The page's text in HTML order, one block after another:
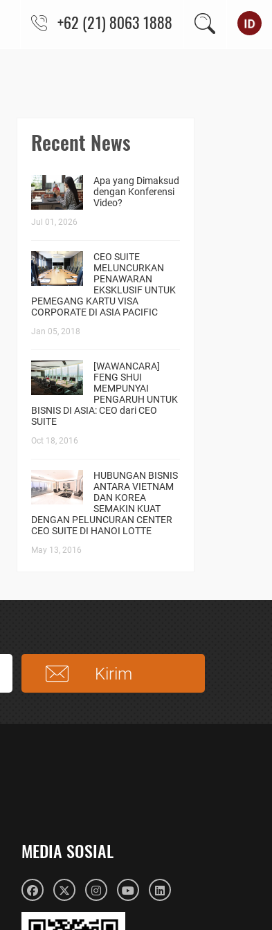
+62 (21) 8063 1888
Recent News
Apa yang Dimaksud
dengan Konferensi
Video?
Jul 01, 2026
CEO SUITE
MELUNCURKAN
PENAWARAN
EKSKLUSIF UNTUK
PEMEGANG KARTU VISA
CORPORATE DI ASIA PACIFIC
Jan 05, 2018
[WAWANCARA]
FENG SHUI
MEMPUNYAI
PENGARUH UNTUK
BISNIS DI ASIA: CEO dari CEO
SUITE
Oct 18, 2016
HUBUNGAN BISNIS
ANTARA VIETNAM
DAN KOREA
SEMAKIN KUAT
DENGAN PELUNCURAN CENTER
CEO SUITE DI HANOI LOTTE
May 13, 2016
MEDIA SOSIAL